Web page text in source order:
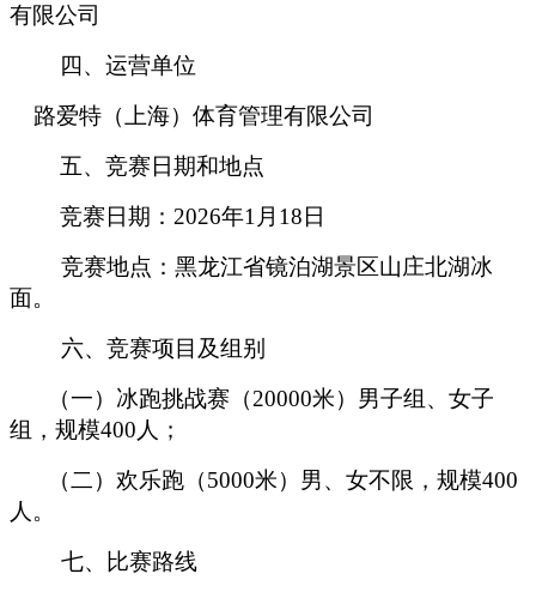
有限公司
四、运营单位
路爱特（上海）体育管理有限公司
五、竞赛日期和地点
竞赛日期：2026年1月18日
竞赛地点：黑龙江省镜泊湖景区山庄北湖冰
面。
六、竞赛项目及组别
（一）冰跑挑战赛（20000米）男子组、女子
组，规模400人；
（二）欢乐跑（5000米）男、女不限，规模400
人。
七、比赛路线